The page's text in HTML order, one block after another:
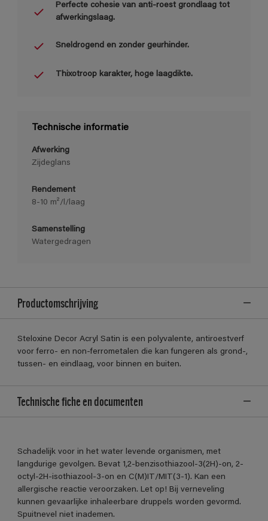
Perfecte cohesie van anti-roest grondlaag tot
afwerkingslaag.
Sneldrogend en zonder geurhinder.
Thixotroop karakter, hoge laagdikte.
Technische informatie
Afwerking
Zijdeglans
Rendement
8-10 m²/l/laag
Samenstelling
Watergedragen
Productomschrijving
Steloxine Decor Acryl Satin is een polyvalente, antiroestverf
voor ferro- en non-ferrometalen die kan fungeren als grond-,
tussen- en eindlaag, voor binnen en buiten.
Technische fiche en documenten
Schadelijk voor in het water levende organismen, met
langdurige gevolgen. Bevat 1,2-benzisothiazool-3(2H)-on, 2-
octyl-2H-isothiazool-3-on en C(M)IT/MIT(3-1). Kan een
allergische reactie veroorzaken. Let op! Bij verneveling
kunnen gevaarlijke inhaleerbare druppels worden gevormd.
Spuitnevel niet inademen.